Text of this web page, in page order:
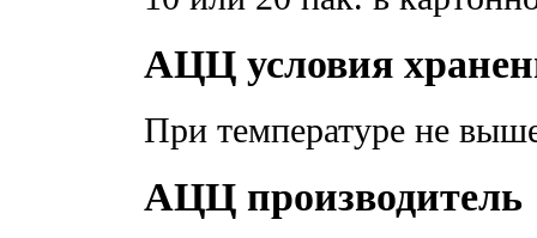
АЦЦ условия
При температуре не
АЦЦ производитель